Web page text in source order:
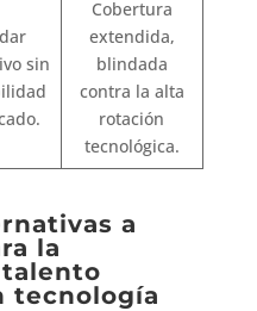
sin
Cobertura
extendida,
blindada
contra la alta
rotación
tecnológica.
a
la
tecnología